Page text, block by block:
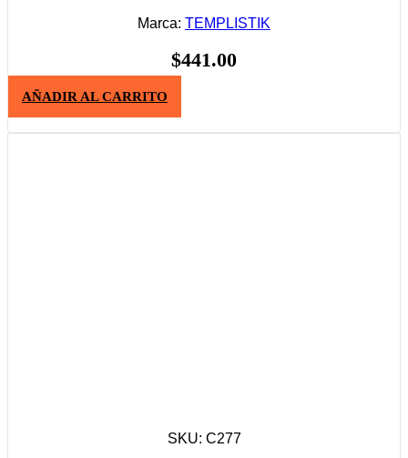
Marca: TEMPLISTIK
$441.00
AÑADIR AL CARRITO
SKU: C277